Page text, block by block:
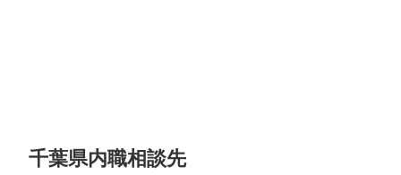
千葉県内職相談先